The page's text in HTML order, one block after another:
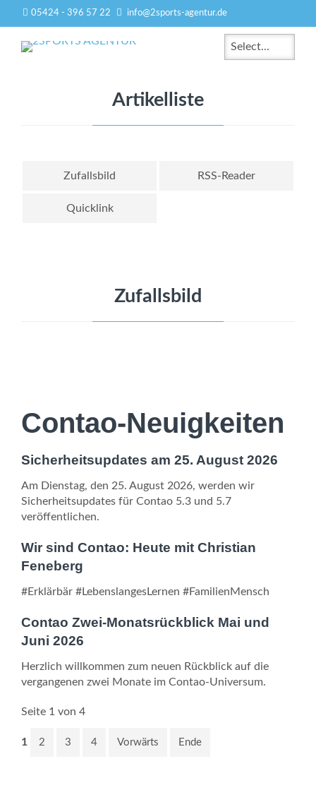
05424 - 396 57 22 info@2sports-agentur.de
Zielseite
Artikelliste
Zufallsbild RSS-Reader
Quicklink
Zufallsbild
Contao-Neuigkeiten
Sicherheitsupdates am 25. August 2026
Am Dienstag, den 25. August 2026, werden wir
Sicherheitsupdates für Contao 5.3 und 5.7
veröffentlichen.
Wir sind Contao: Heute mit Christian
Feneberg
#Erklärbär #LebenslangesLernen #FamilienMensch
Contao Zwei-Monatsrückblick Mai und
Juni 2026
Herzlich willkommen zum neuen Rückblick auf die
vergangenen zwei Monate im Contao-Universum.
Seite 1 von 4
1 2 3 4 Vorwärts Ende